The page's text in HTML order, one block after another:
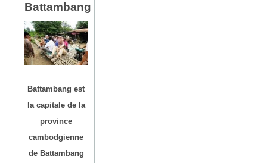
Battambang
Battambang est
la capitale de la
province
cambodgienne
de Battambang